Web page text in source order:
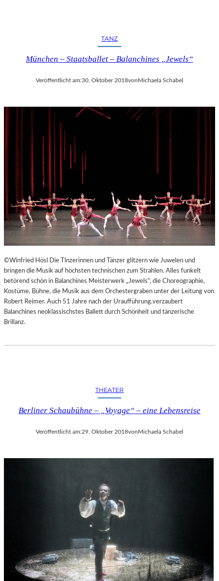
TANZ
München – Staatsballet – Balanchines „Jewels“
Veröffentlicht am:30. Oktober 2018vonMichaela Schabel
©Winfried Hösl Die Tlnzerinnen und Tänzer glitzern wie Juwelen und
bringen die Musik auf höchsten technischen zum Strahlen. Alles funkelt
betörend schön in Balanchines Meisterwerk „Jewels“, die Choreographie,
Kostüme, Bühne, die Musik aus dem Orchestergraben unter der Leitung von
Robert Reimer. Auch 51 Jahre nach der Uraufführung.verzaubert
Balanchines neoklassischstes Ballett durch Schönheit und tänzerische
Brillanz.
THEATER
Berliner Schaubühne – „Voyage“ – eine Lebensreise
Veröffentlicht am:29. Oktober 2018vonMichaela Schabel